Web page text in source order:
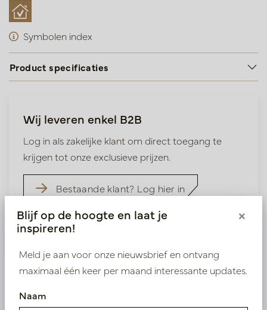
Symbolen index
Product specificaties
Wij leveren enkel B2B
Log in als zakelijke klant om direct toegang te
krijgen tot onze exclusieve prijzen.
Bestaande klant? Log hier in
Nieuw? Registreer hier
Blijf op de hoogte en laat je
inspireren!
×
Meld je aan voor onze nieuwsbrief en ontvang
maximaal één keer per maand interessante updates.
Naam